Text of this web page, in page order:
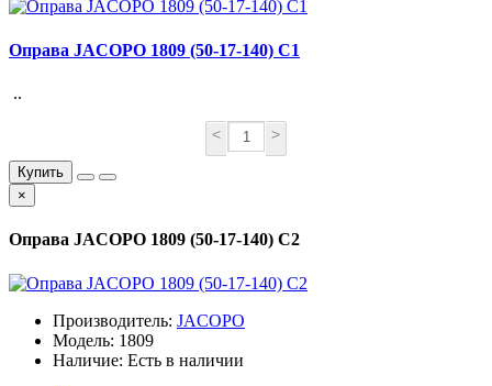
Оправа JACOPO 1809 (50-17-140) C1
..
< >
Купить
×
Оправа JACOPO 1809 (50-17-140) C2
Производитель: JACOPO
Модель: 1809
Наличие: Есть в наличии